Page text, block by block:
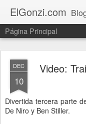
ElGonzi.com Blog de
Página Principal
DEC
10
Video:
Divertida tercera parte
De Niro y Ben Stiller.